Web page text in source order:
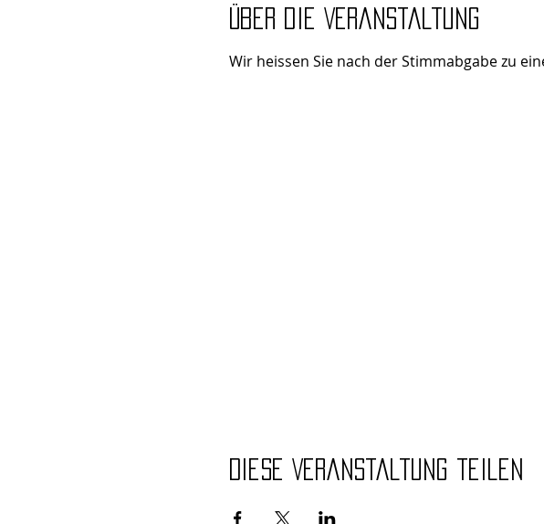
Über die Veranstaltung
Wir heissen Sie nach der Stimmabgabe zu
Diese Veranstaltung teilen